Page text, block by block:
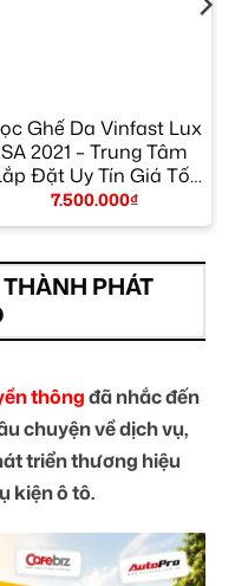
Ghế Da Vinfast Lux
SA 2021 – Trung Tâm
Đặt Uy Tín Giá Tốt
TPHCM
7.500.000₫
PHÁT
thôngđã nhắc đến
chuyện về dịch vụ,
triển thương hiệu
kiện ô tô.